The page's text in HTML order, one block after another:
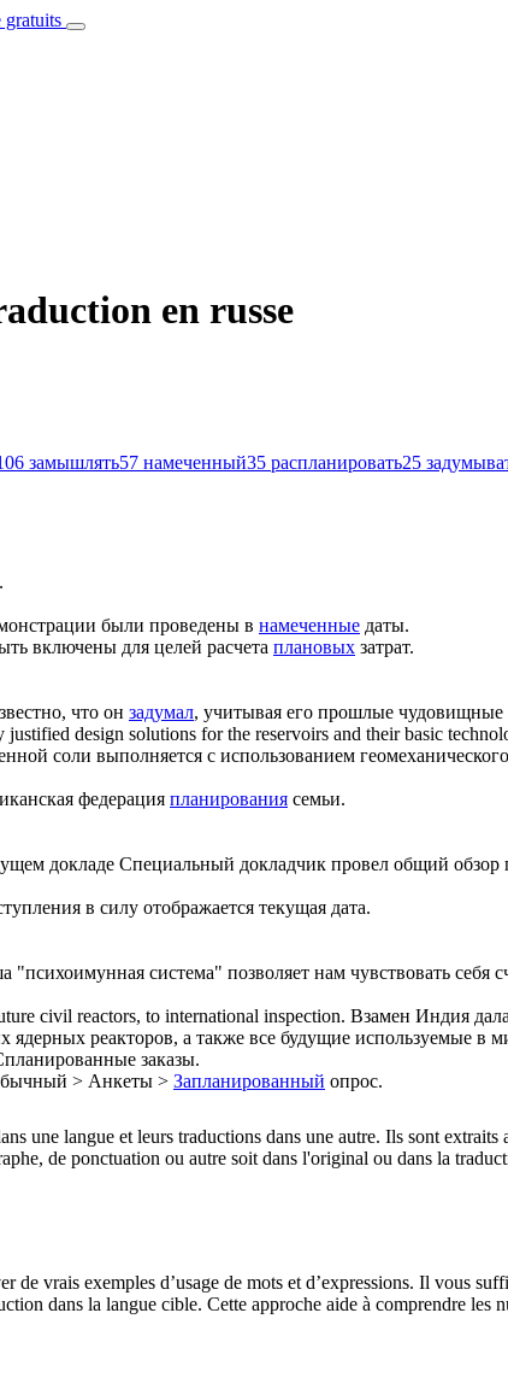
gratuits
en russe
замышлять57 намеченный35 распланировать25
были проведены в намеченные даты.
включены для целей расчета плановых затрат.
что он задумал, учитывая его прошлые чудовищные
justified design solutions for the reservoirs and their basic
соли выполняется с использованием
федерация планирования семьи.
докладе Специальный докладчик провел общий обзор
в силу отображается текущая дата.
"психоимунная система" позволяет нам чувствовать себя
civil reactors, to international inspection. Взамен Индия
ядерных реакторов, а также все будущие используемые в
заказы.
> Анкеты > Запланированный опрос.
une langue et leurs traductions dans une autre. Ils sont extraits
de ponctuation ou autre soit dans l'original ou dans la
vrais exemples d’usage de mots et d’expressions. Il vous
dans la langue cible. Cette approche aide à comprendre les